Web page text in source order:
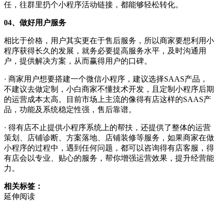
任，往群里扔个小程序活动链接，都能够轻松转化。
04、 做好用户服务
相比于价格，用户其实更在于售后服务，所以商家要想利用小
程序获得长久的发展，就务必要提高服务水平，及时沟通用
户，提供解决方案，从而赢得用户的口碑。
· 商家用户想要搭建一个微信小程序，建议选择SAAS产品，
不建议去做定制，小白商家不懂技术开发，且定制小程序后期
的运营成本太高。目前市场上主流的像得有店这样的SAAS产
品，功能及系统稳定性强，售后靠谱。
· 得有店不止提供小程序系统上的帮扶，还提供了整体的运营
策划、店铺诊断、方案落地、店铺装修等服务，如果商家在做
小程序的过程中，遇到任何问题，都可以咨询得有店客服，得
有店会以专业、贴心的服务，帮你增强运营效果，提升经营能
力。
相关标签：
延伸阅读